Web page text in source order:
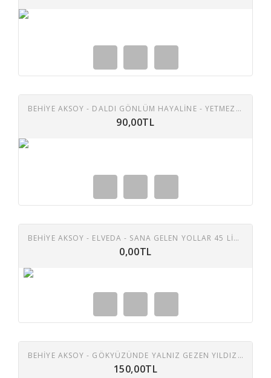
BEHIYE AKSOY - DALDI GÖNLÜM HAYALINE - YETMEZMI ÇEKTIĞIM BUNCA ÇILE 45 LIK PLAK
90,00TL
BEHIYE AKSOY - ELVEDA - SANA GELEN YOLLAR 45 LIK PLAK
0,00TL
BEHIYE AKSOY - GÖKYÜZÜNDE YALNIZ GEZEN YILDIZLAR - ARIM BALIM PETEYIM 45 LIK PLAK
150,00TL